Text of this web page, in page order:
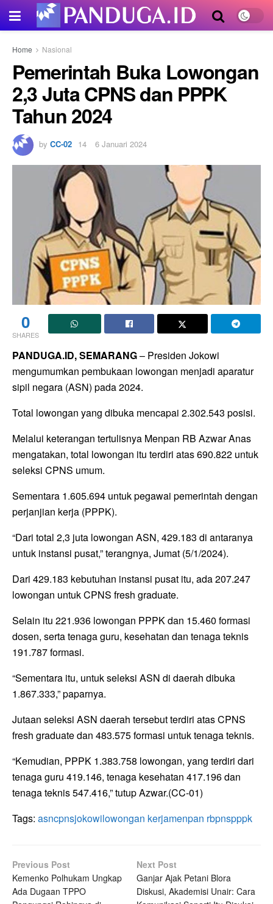
Home Nasional
Pemerintah Buka Lowongan
2,3 Juta CPNS dan PPPK
Tahun 2024
by CC-02 6 Januari 2024
0
SHARES
PANDUGA.ID, SEMARANG– Presiden Jokowi
mengumumkan pembukaan lowongan menjadi aparatur
sipil negara (ASN) pada 2024.
Total lowongan yang dibuka mencapai 2.302.543 posisi.
Melalui keterangan tertulisnya Menpan RB Azwar Anas
mengatakan, total lowongan itu terdiri atas 690.822 untuk
seleksi CPNS umum.
Sementara 1.605.694 untuk pegawai pemerintah dengan
perjanjian kerja (PPPK).
“Dari total 2,3 juta lowongan ASN, 429.183 di antaranya
untuk instansi pusat,” terangnya, Jumat (5/1/2024).
Dari 429.183 kebutuhan instansi pusat itu, ada 207.247
lowongan untuk CPNS fresh graduate.
Selain itu 221.936 lowongan PPPK dan 15.460 formasi
dosen, serta tenaga guru, kesehatan dan tenaga teknis
191.787 formasi.
“Sementara itu, untuk seleksi ASN di daerah dibuka
1.867.333,” paparnya.
Jutaan seleksi ASN daerah tersebut terdiri atas CPNS
fresh graduate dan 483.575 formasi untuk tenaga teknis.
“Kemudian, PPPK 1.383.758 lowongan, yang terdiri dari
tenaga guru 419.146, tenaga kesehatan 417.196 dan
tenaga teknis 547.416,” tutup Azwar.(CC-01)
Tags: asncpnsjokowilowongan kerjamenpan rbpnspppk
Previous Post
Kemenko Polhukam Ungkap
Ada Dugaan TPPO
Next Post
Ganjar Ajak Petani Blora
Diskusi, Akademisi Unair: Cara